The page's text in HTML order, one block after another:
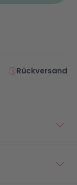
Rückversand